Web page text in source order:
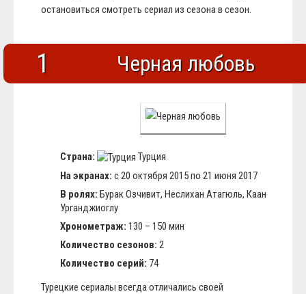
остановиться смотреть сериал из сезона в сезон.
1 Черная любовь
Страна:
Турция
На экранах: с 20 октября 2015 по 21 июня 2017
В ролях: Бурак Озчивит, Неслихан Атагюль, Каан
Урганджиоглу
Хронометраж: 130 – 150 мин
Количество сезонов: 2
Количество серий: 74
Турецкие сериалы всегда отличались своей